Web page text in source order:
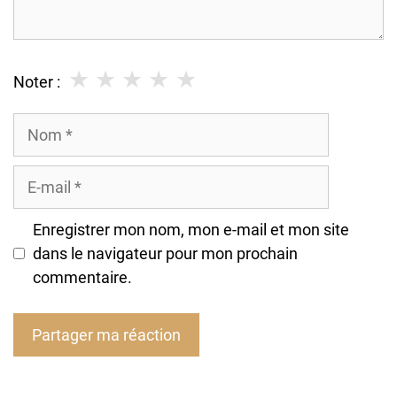
Noter : ★
★
★
★
★
Nom
Enregistrer mon nom, mon e-mail et mon site
dans le navigateur pour mon prochain
commentaire.